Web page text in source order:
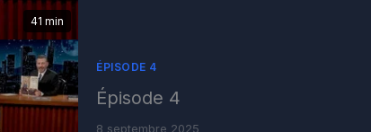
41 min
ÉPISODE 4
Épisode 4
8 septembre 2025